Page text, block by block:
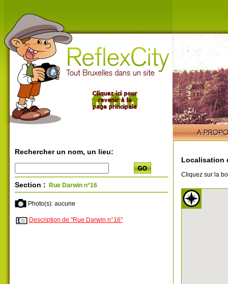
Rechercher un nom, un lieu:
Section : Rue Darwin n°16
Photo(s): aucune
Description de "Rue Darwin n°16"
Localisation
Cliquez sur la